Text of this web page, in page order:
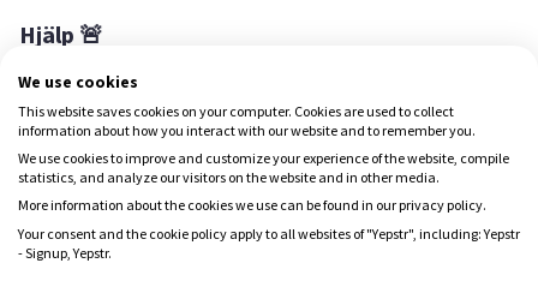
Hjälp 🚨
Hjälpcenter
Ladda ned Yepstr
Ladda ned Yepstr
We use cookies
This website saves cookies on your computer. Cookies are used to collect
information about how you interact with our website and to remember you.
We use cookies to improve and customize your experience of the website, compile
statistics, and analyze our visitors on the website and in other media.
More information about the cookies we use can be found in our privacy policy.
Your consent and the cookie policy apply to all websites of "Yepstr", including: Yepstr
- Signup, Yepstr.